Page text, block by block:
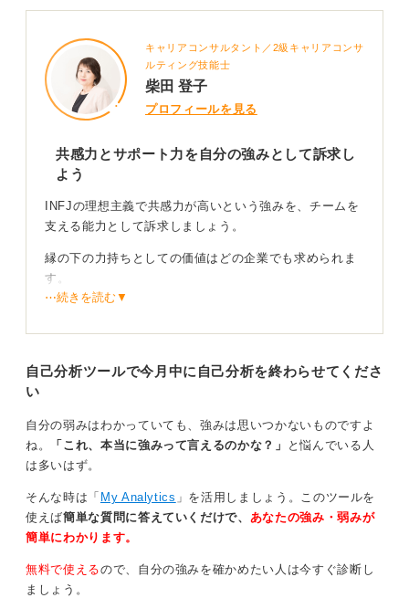
ら言葉が詰まってしまうといったことが考えられます。
そのため100%じゃなくても80%の完成度でも提出をす
る勇気をもつこと、PREP法で整理をして話していくこ
と、最初に結論を用意しておくことなどが現実的な対策
として挙げられます。
るという傾向が非常に強いため、企業研究では理念と経
営者の人物像を特にチェックすることをおすすめしま
す。
相性の悪い会社に入ってしまうと早期離職のリスクが高
まってしまうので、慎重に環境をみ極めていくことが大
切です。
自分の強みを正しく理解したうえで無理に演じるのでは
キャリアコンサルタント／2級キャリアコンサ
ルティング技能士
柴田 登子
プロフィールを見る
共感力とサポート力を自分の強みとして訴求し
よう
INFJの理想主義で共感力が高いという強みを、チームを
支える能力として訴求しましょう。
縁の下の力持ちとしての価値はどの企業でも求められま
す。
ただ診断結果に振り回されている印象を与えないよう注
ってください。
⋯続きを読む▼
自己分析ツールで今月中に自己分析を終わらせてくださ
い
自分の弱みはわかっていても、強みは思いつかないものですよ
ね。
「これ、本当に強みって言えるのかな？」
と悩んでいる人
は多いはず。
そんな時は「 My Analytics 」を活用しましょう。このツールを
使えば簡単な質問に答えていくだけで、 あなたの強み・弱みが
簡単にわかります。
無料で使えるので、自分の強みを確かめたい人は今すぐ診断し
ましょう。